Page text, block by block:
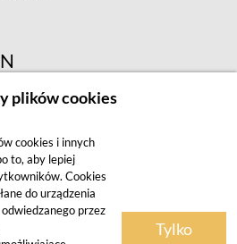
Zielona Góra
plików cookies
cookies i innych
to, aby lepiej
Cookies
do urządzenia
przez
Tylko